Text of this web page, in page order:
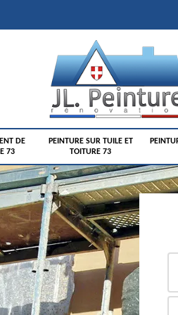
DE
73
PEINTURE SUR TUILE ET
TOITURE 73